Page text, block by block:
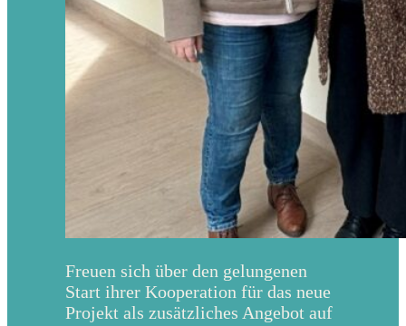
Freuen sich über den gelungenen
Start ihrer Kooperation für das neue
Projekt als zusätzliches Angebot auf